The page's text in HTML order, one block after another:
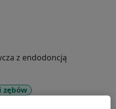
z endodoncją
zębów